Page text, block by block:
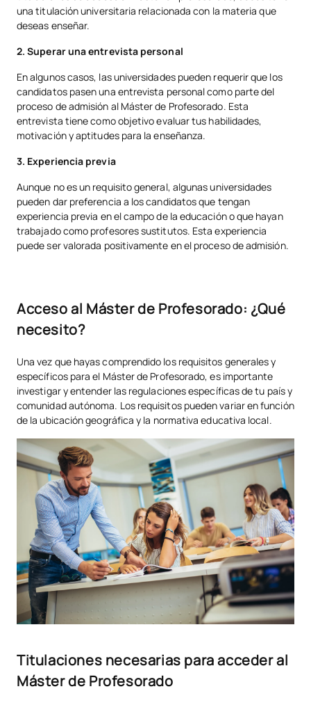
una titulación universitaria relacionada con la materia que
deseas enseñar.
2. Superar una entrevista personal
En algunos casos, las universidades pueden requerir que los
candidatos pasen una entrevista personal como parte del
proceso de admisión al Máster de Profesorado. Esta
entrevista tiene como objetivo evaluar tus habilidades,
motivación y aptitudes para la enseñanza.
3. Experiencia previa
Aunque no es un requisito general, algunas universidades
pueden dar preferencia a los candidatos que tengan
experiencia previa en el campo de la educación o que hayan
trabajado como profesores sustitutos. Esta experiencia
puede ser valorada positivamente en el proceso de admisión.
Acceso al Máster de Profesorado: ¿Qué
necesito?
Una vez que hayas comprendido los requisitos generales y
específicos para el Máster de Profesorado, es importante
investigar y entender las regulaciones específicas de tu país y
comunidad autónoma. Los requisitos pueden variar en función
de la ubicación geográfica y la normativa educativa local.
Titulaciones necesarias para acceder al
Máster de Profesorado